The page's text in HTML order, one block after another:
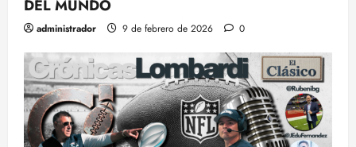
DEL MUNDO
administrador 9 de febrero de 2026 0